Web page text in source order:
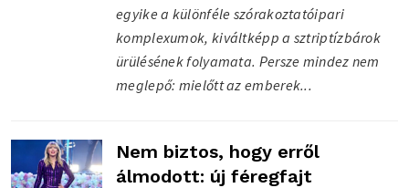
egyike a különféle szórakoztatóipari
komplexumok, kiváltképp a sztriptízbárok
ürülésének folyamata. Persze mindez nem
meglepő: mielőtt az emberek...
Nem biztos, hogy erről
álmodott: új féregfajt